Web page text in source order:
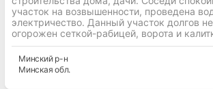
участок на возвышенности, проведена
электричество. Данный участок долгов
огорожен сеткой-рабицей, ворота и
Минскийр-н
Минская обл.